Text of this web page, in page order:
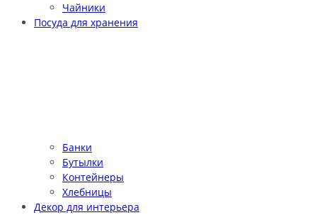
Чайники
Посуда для хранения
Банки
Бутылки
Контейнеры
Хлебницы
Декор для интерьера